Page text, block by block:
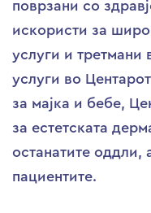
поврзани со
искористи за
услуги и третмани
услуги во
за мајка и бебе,
за естетската
останатите оддли,
пациентите.